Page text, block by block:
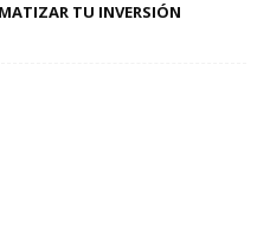
TU INVERSIÓN